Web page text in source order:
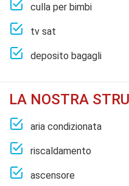
culla per bimbi
tv sat
deposito bagagli
LA NOSTRA
aria condizionata
riscaldamento
ascensore